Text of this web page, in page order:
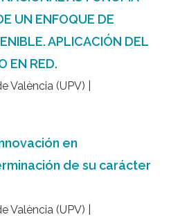
UN ENFOQUE DE
APLICACIÓN DEL
EN RED.
València (UPV) |
en
de su carácter
València (UPV) |